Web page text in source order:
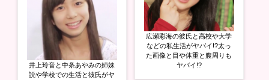
井上玲音と中条あやみの姉妹
説や学校での生活と彼氏がヤ
広瀬彩海の彼氏と高校や大学
などの私生活がヤバイ!?太っ
た画像と目や体重と腹周りも
ヤバイ!?